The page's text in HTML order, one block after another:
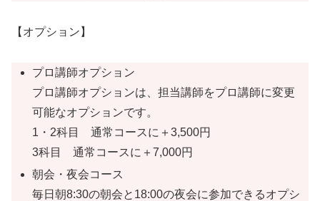
【オプション】
プロ講師オプション
プロ講師オプションは、担当講師をプロ講師に変更
可能なオプションです。
1・2科目 通常コースに＋3,500円
3科目 通常コースに＋7,000円
朝会・夜会コース
毎日朝8:30の朝会と18:00の夜会に参加できるオプシ